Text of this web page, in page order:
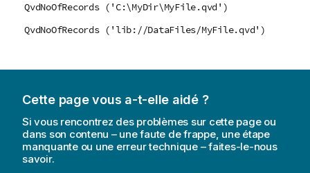
QvdNoOfRecords ('C:\MyDir\MyFile.qvd')
QvdNoOfRecords ('lib://DataFiles/MyFile.qvd')
Cette page vous a-t-elle aidé ?
Si vous rencontrez des problèmes sur cette page ou
dans son contenu – une faute de frappe, une étape
manquante ou une erreur technique – faites-le-nous
savoir.